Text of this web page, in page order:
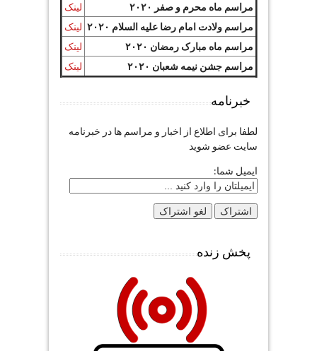
مراسم ماه محرم و صفر ۲۰۲۰
لینک
مراسم ولادت امام رضا علیه السلام ۲۰۲۰
لینک
مراسم ماه مبارک رمضان ۲۰۲۰
لینک
مراسم جشن نیمه شعبان ۲۰۲۰
لینک
خبرنامه
لطفا برای اطلاع از اخبار و مراسم ها در خبرنامه
سایت عضو شوید
ایمیل شما:
پخش زنده